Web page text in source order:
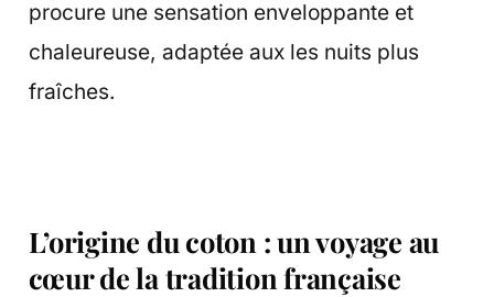
procure une sensation enveloppante et
chaleureuse, adaptée aux les nuits plus
fraîches.
L’origine du coton : un voyage au
cœur de la tradition française